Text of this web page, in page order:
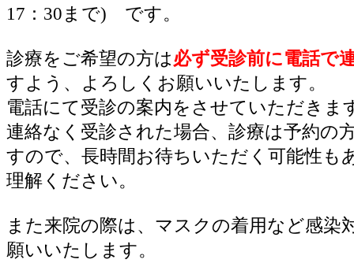
17：30まで) です。
診療をご希望の方は必ず受診前に電話で
すよう、よろしくお願いいたします。
電話にて受診の案内をさせていただきま
連絡なく受診された場合、診療は予約の
すので、長時間お待ちいただく可能性も
理解ください。
また来院の際は、マスクの着用など感染
願いいたします。